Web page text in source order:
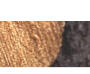
Hinnakiri